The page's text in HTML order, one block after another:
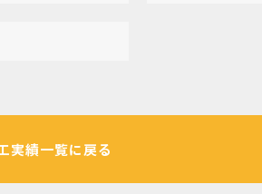
実績一覧に戻る